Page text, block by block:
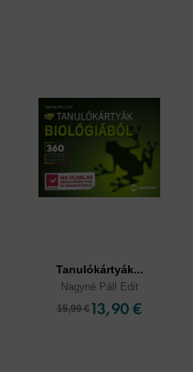
Tanulókártyák...
Nagyné Páll Edit
15,99 €13,90 €